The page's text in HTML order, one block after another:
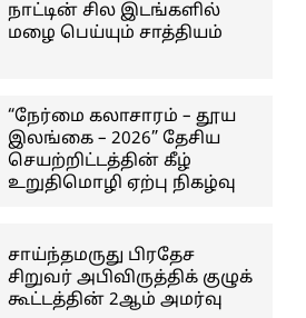
நாட்டின் சில இடங்களில்
மழை பெய்யும் சாத்தியம்
“நேர்மை கலாசாரம் – தூய
இலங்கை – 2026” தேசிய
செயற்றிட்டத்தின் கீழ்
உறுதிமொழி ஏற்பு நிகழ்வு
சாய்ந்தமருது பிரதேச
சிறுவர் அபிவிருத்திக் குழுக்
கூட்டத்தின் 2ஆம் அமர்வு